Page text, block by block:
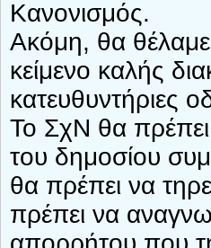
Κανονισμός.
Ακόμη, θα θέλαμε
κείμενο καλής
κατευθυντήριες
Το ΣχΝ θα
του δημοσίου
θα πρέπει να
πρέπει να